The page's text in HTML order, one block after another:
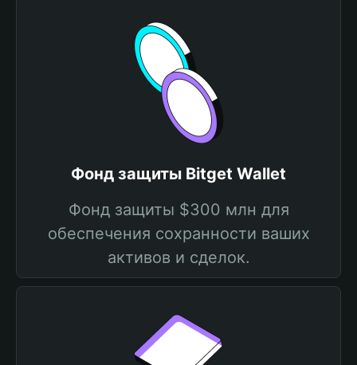
Фонд защиты Bitget Wallet
Фонд защиты $300 млн для
обеспечения сохранности ваших
активов и сделок.